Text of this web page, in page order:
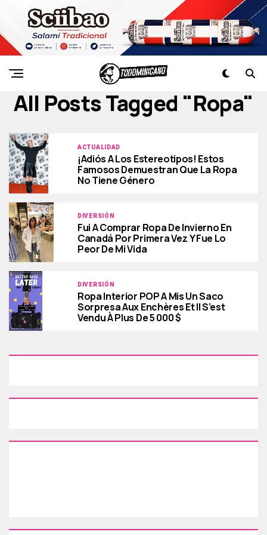
All Posts Tagged "ropa"
ACTUALIDAD
¡Adiós A Los Estereotipos! Estos
Famosos Demuestran Que La Ropa
No Tiene Género
DIVERSIÓN
Fui A Comprar Ropa De Invierno En
Canadá Por Primera Vez Y Fue Lo
Peor De Mi Vida
DIVERSIÓN
Ropa Interior POP A Mis Un Saco
Sorpresa Aux Enchères Et Il S’est
Vendu À Plus De 5 000 $